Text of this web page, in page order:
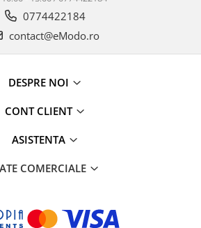
0774422184
contact@eModo.ro
DESPRE NOI
CONT CLIENT
ASISTENTA
COMERCIALE